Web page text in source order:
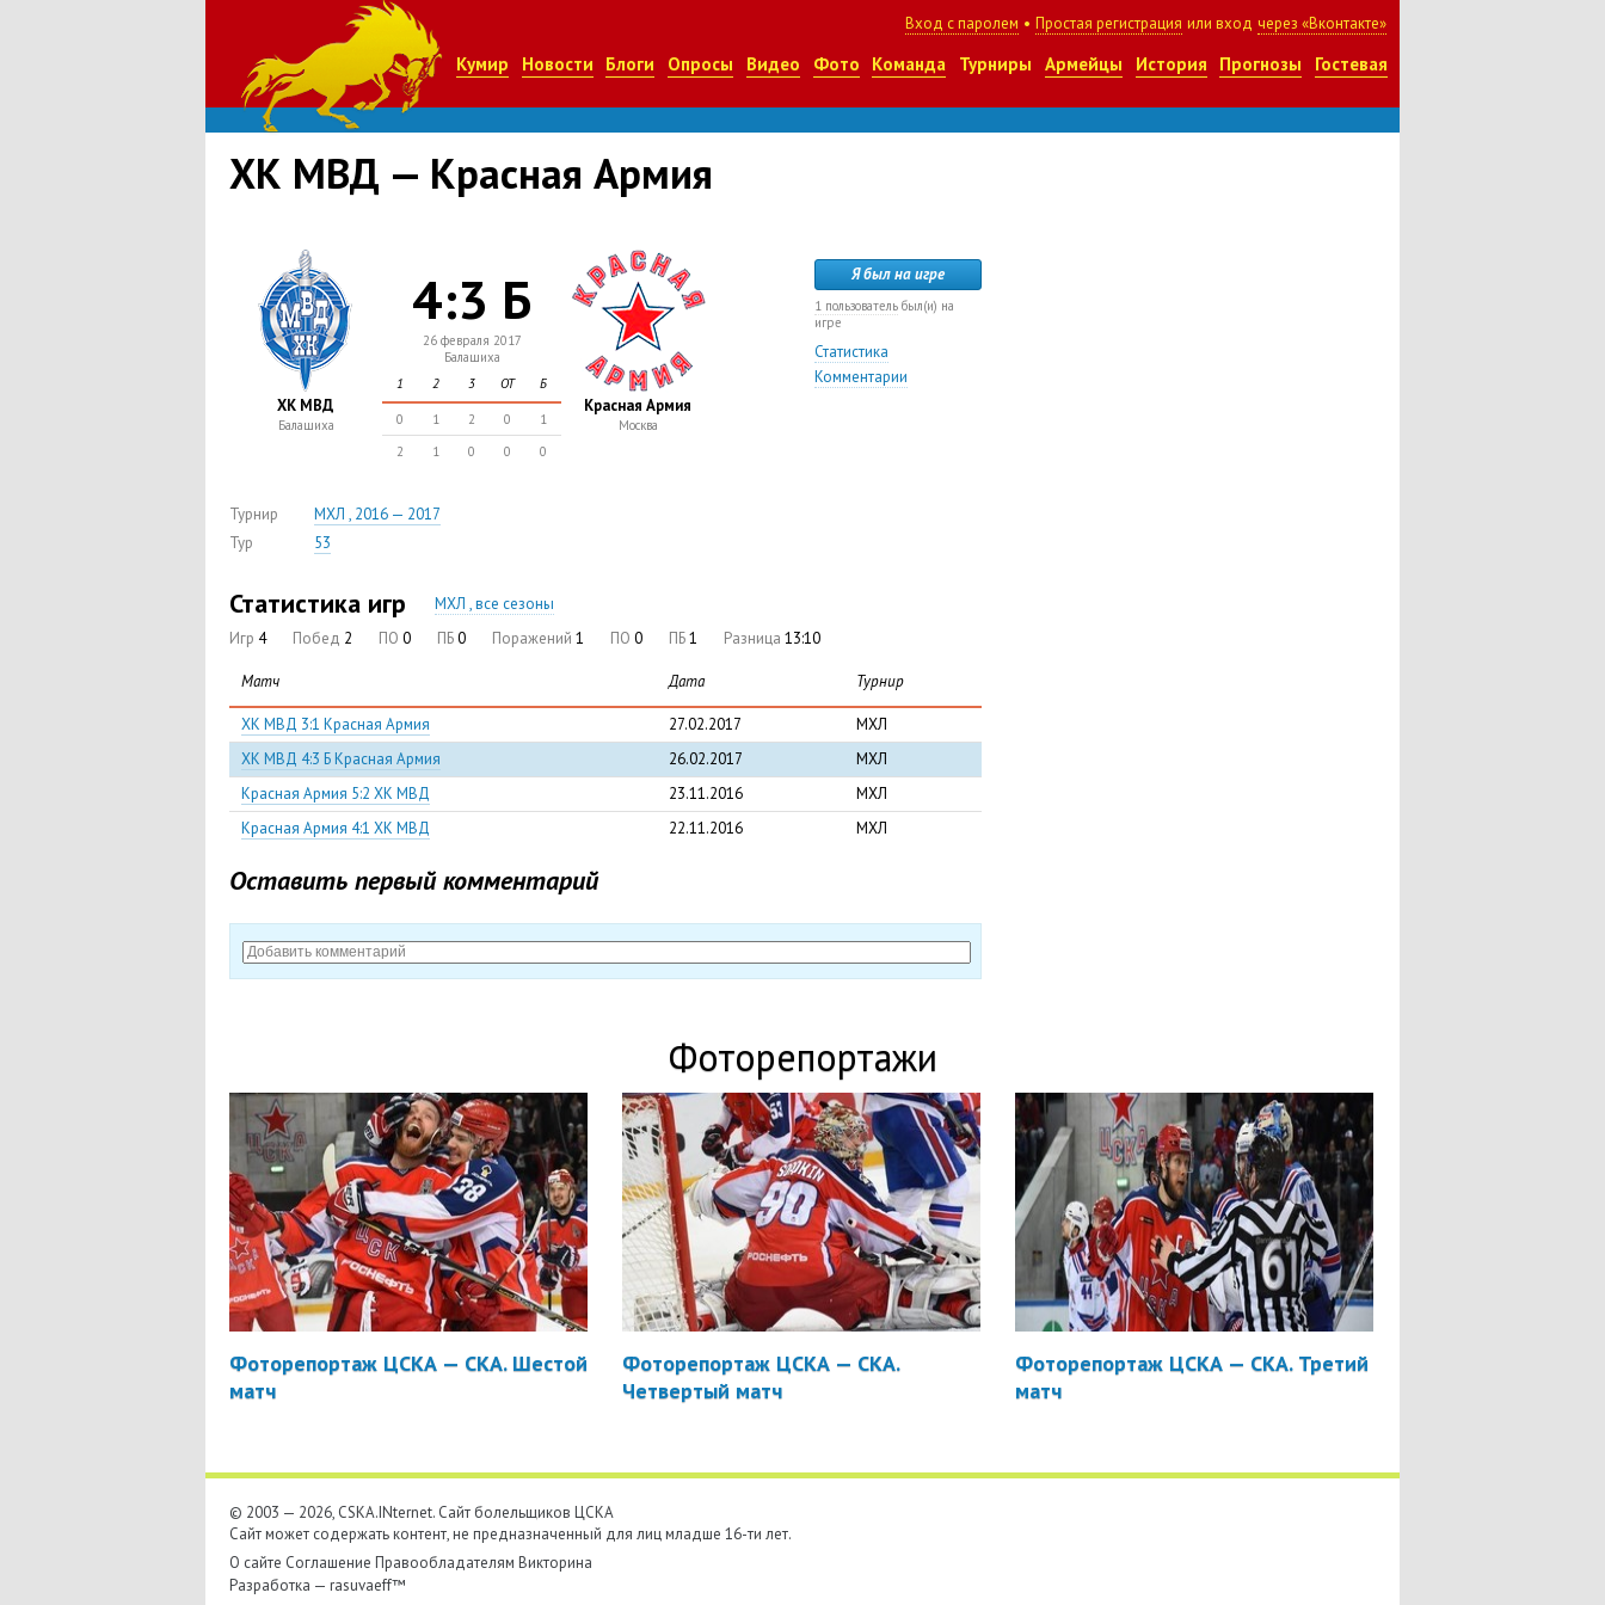
Вход с паролем • Простая регистрация или вход через «Вконтакте»
Кумир Новости Блоги Опросы Видео Фото Команда Турниры Армейцы История Прогнозы Гостевая
ХК МВД — Красная Армия
ХК МВД
Балашиха
4:3 Б
26 февраля 2017
Балашиха
1
2 3 ОТ Б
0 1 2 0
1
2
1 0 0 0
Красная Армия
Москва
Турнир
МХЛ , 2016 — 2017
Тур
53
Я был на игре
1 пользователь был(и) на
игре
Статистика
Комментарии
Статистика игр
МХЛ , все сезоны
Игр 4 Побед 2 ПО 0 ПБ0 Поражений 1 ПО 0 ПБ1 Разница 13:10
Матч Дата Турнир
ХК МВД 3:1 Красная Армия 27.02.2017
МХЛ
ХК МВД 4:3 Б Красная Армия
26.02.2017
МХЛ
Красная Армия 5:2 ХК МВД
23.11.2016
МХЛ
Красная Армия 4:1 ХК МВД
22.11.2016 МХЛ
Оставить первый комментарий
Фоторепортажи
Фоторепортаж ЦСКА — СКА. Шестой
матч
Фоторепортаж ЦСКА — СКА.
Четвертый матч
Фоторепортаж ЦСКА — СКА. Третий
матч
© 2003 — 2026, CSKA.INternet. Cайт болельщиков ЦСКА
Сайт может содержать контент, не предназначенный для лиц младше 16-ти лет.
О сайте Соглашение Правообладателям Викторина
Разработка — rasuvaeff™